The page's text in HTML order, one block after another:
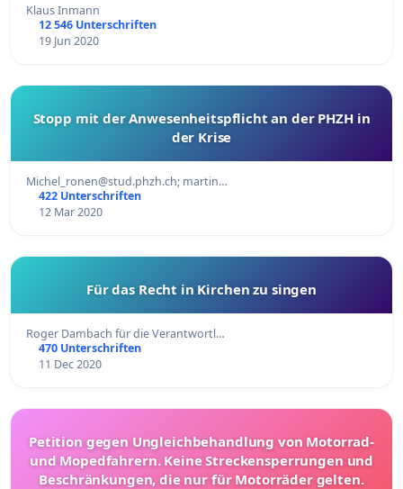
Klaus Inmann
12 546 Unterschriften
19 Jun 2020
Stopp mit der Anwesenheitspflicht an der PHZH in
der Krise
Michel_ronen@stud.phzh.ch; martin…
422 Unterschriften
12 Mar 2020
Für das Recht in Kirchen zu singen
Roger Dambach für die Verantwortl…
470 Unterschriften
11 Dec 2020
Petition gegen Ungleichbehandlung von Motorrad-
und Mopedfahrern. Keine Streckensperrungen und
Beschränkungen, die nur für Motorräder gelten.